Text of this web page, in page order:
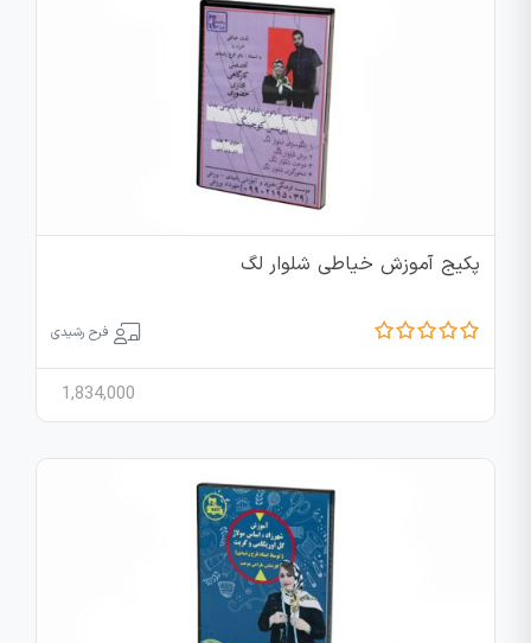
پکیج آموزش خیاطی شلوار لگ
فرح رشیدی
1,834,000